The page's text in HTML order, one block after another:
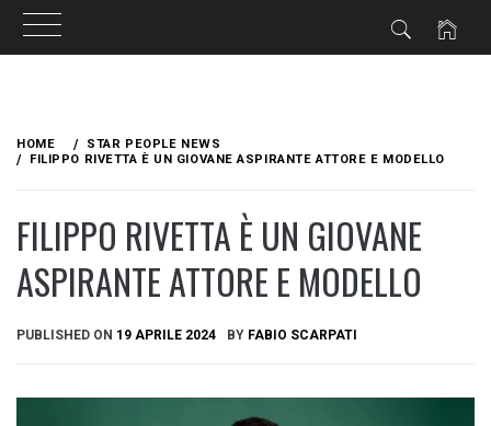
content
HOME
STAR PEOPLE NEWS
FILIPPO RIVETTA È UN GIOVANE ASPIRANTE ATTORE E MODELLO
FILIPPO RIVETTA È UN GIOVANE
ASPIRANTE ATTORE E MODELLO
PUBLISHED ON 19 APRILE 2024 BY FABIO SCARPATI